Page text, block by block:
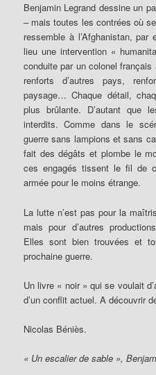
Benjamin Legrand dessine un
– mais toutes les contrées où
ressemble à l’Afghanistan,
lieu une intervention «
conduite par un colonel
renforts d’autres pays,
paysage… Chaque détail,
plus brûlante. D’autant que
interdits. Comme dans le
guerre sans lampions et sans
fait des dégâts et plombe le
ces engagés tissent le fil de
armée pour le moins étrange.
La lutte n’est pas pour la
mais pour d’autres
Elles sont bien trouvées et
prochaine guerre.
Un livre « noir » qui se voulait
d’un conflit actuel. A découvrir
Nicolas Béniès.
« Un escalier de sable »,